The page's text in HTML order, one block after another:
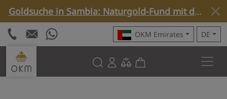
Goldsuche in Sambia: Naturgold-Fund mit dem Rover C4 »
OKM Emirates DE